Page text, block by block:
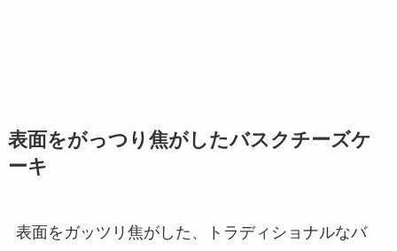
表面をがっつり焦がしたバスクチーズケ
ーキ
表面をガッツリ焦がした、トラディショナルなバ